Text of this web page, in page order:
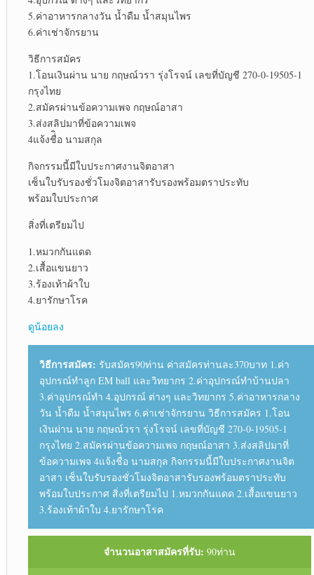
5.ค่าอาหารกลางวัน น้ำดืม น้ำสมุนไพร
6.ค่าเช่าจักรยาน
วิธีการสมัคร
1.โอนเงินผ่าน นาย กฤษณ์วรา รุ่งโรจน์ เลขที่บัญชี 270-0-19505-1
กรุงไทย
2.สมัครผ่านข้อความเพจ กฤษณ์อาสา
3.ส่งสลิปมาที่ข้อความเพจ
4แจ้งชื่ิอ นามสกุล
กิจกรรมนี้มีใบประกาศงานจิตอาสา
เซ็นใบรับรองชั่วโมงจิตอาสารับรองพร้อมตราประทับ
พร้อมใบประกาศ
สิ่งที่เตรียมไป
1.หมวกกันแดด
2.เสื้อแขนยาว
3.ร้องเท้าผ้าใบ
4.ยารักษาโรค
ดูน้อยลง
วิธีการสมัคร: รับสมัคร90ท่าน ค่าสมัครท่านละ370บาท 1.ค่า
อุปกรณ์ทำลูก EM ball และวิทยากร 2.ค่าอุปกรณ์ทำบ้านปลา
3.ค่าอุปกรณ์ทำ 4.อุปกรณ์ ต่างๆ และวิทยากร 5.ค่าอาหารกลาง
วัน น้ำดืม น้ำสมุนไพร 6.ค่าเช่าจักรยาน วิธีการสมัคร 1.โอน
เงินผ่าน นาย กฤษณ์วรา รุ่งโรจน์ เลขที่บัญชี 270-0-19505-1
กรุงไทย 2.สมัครผ่านข้อความเพจ กฤษณ์อาสา 3.ส่งสลิปมาที่
ข้อความเพจ 4แจ้งชื่ิอ นามสกุล กิจกรรมนี้มีใบประกาศงานจิต
อาสา เซ็นใบรับรองชั่วโมงจิตอาสารับรองพร้อมตราประทับ
พร้อมใบประกาศ สิ่งที่เตรียมไป 1.หมวกกันแดด 2.เสื้อแขนยาว
3.ร้องเท้าผ้าใบ 4.ยารักษาโรค
จำนวนอาสาสมัครที่รับ: 90ท่าน